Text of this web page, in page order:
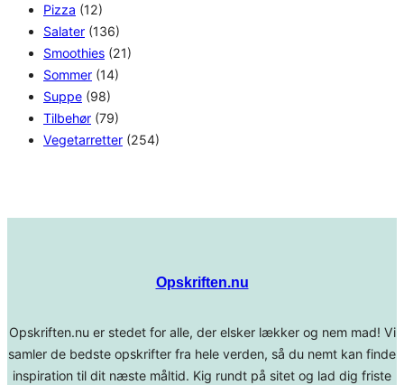
Pizza (12)
Salater (136)
Smoothies (21)
Sommer (14)
Suppe (98)
Tilbehør (79)
Vegetarretter (254)
Opskriften.nu
Opskriften.nu er stedet for alle, der elsker lækker og nem mad! Vi
samler de bedste opskrifter fra hele verden, så du nemt kan finde
inspiration til dit næste måltid. Kig rundt på sitet og lad dig friste